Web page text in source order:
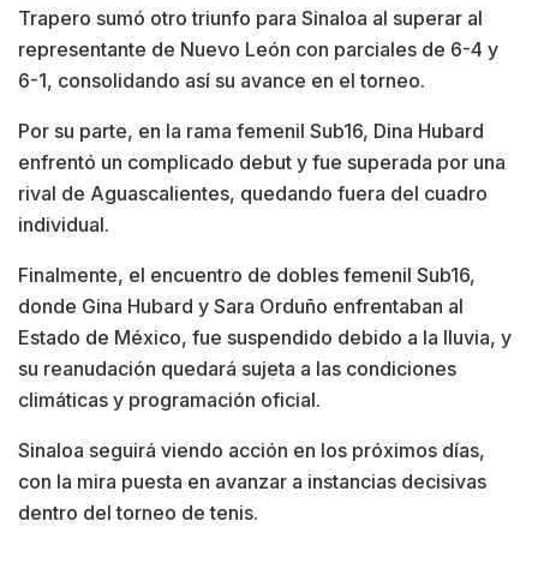
Trapero sumó otro triunfo para Sinaloa al superar al
representante de Nuevo León con parciales de 6-4 y
6-1, consolidando así su avance en el torneo.
Por su parte, en la rama femenil Sub16, Dina Hubard
enfrentó un complicado debut y fue superada por una
rival de Aguascalientes, quedando fuera del cuadro
individual.
Finalmente, el encuentro de dobles femenil Sub16,
donde Gina Hubard y Sara Orduño enfrentaban al
Estado de México, fue suspendido debido a la lluvia, y
su reanudación quedará sujeta a las condiciones
climáticas y programación oficial.
Sinaloa seguirá viendo acción en los próximos días,
con la mira puesta en avanzar a instancias decisivas
dentro del torneo de tenis.